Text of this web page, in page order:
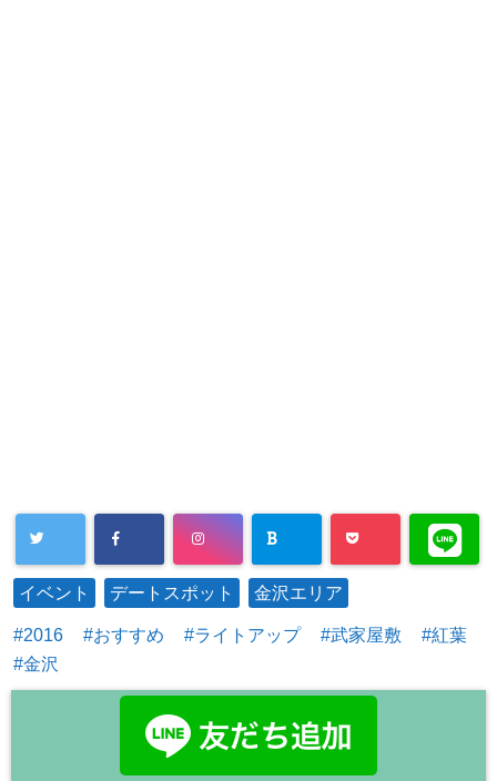
イベント デートスポット 金沢エリア
2016 おすすめ ライトアップ 武家屋敷
紅葉
金沢